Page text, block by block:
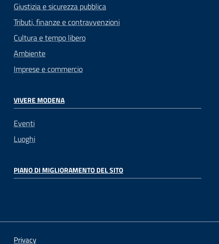
Giustizia e sicurezza pubblica
Tributi, finanze e contravvenzioni
Cultura e tempo libero
Ambiente
Imprese e commercio
VIVERE MODENA
Eventi
Luoghi
PIANO DI MIGLIORAMENTO DEL SITO
Privacy